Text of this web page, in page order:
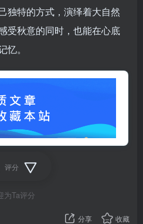
独特的方式，演绎着大自然
受秋意的同时，也能在心底
。
评分
为Ta评分
分享 收藏